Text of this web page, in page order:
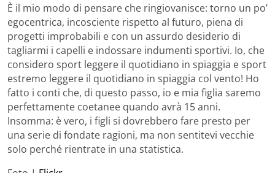
È il mio modo di pensare che ringiovanisce: torno un po’
egocentrica, incosciente rispetto al futuro, piena di
progetti improbabili e con un assurdo desiderio di
tagliarmi i capelli e indossare indumenti sportivi. Io, che
considero sport leggere il quotidiano in spiaggia e sport
estremo leggere il quotidiano in spiaggia col vento! Ho
fatto i conti che, di questo passo, io e mia figlia saremo
perfettamente coetanee quando avrà 15 anni.
Insomma: è vero, i figli si dovrebbero fare presto per
una serie di fondate ragioni, ma non sentitevi vecchie
solo perché rientrate in una statistica.